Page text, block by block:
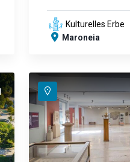
Kulturelles Erbe
Maroneia
text